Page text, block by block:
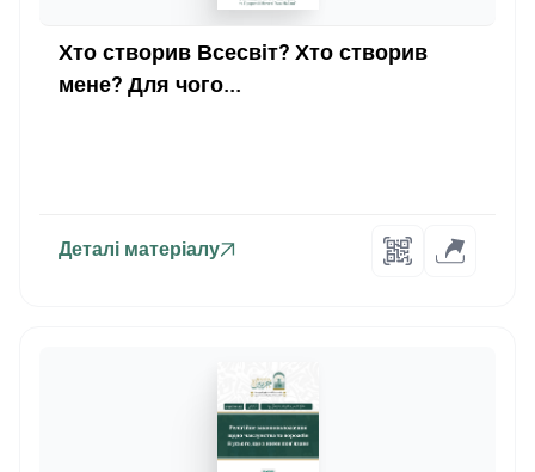
Хто створив Всесвіт? Хто створив
мене? Для чого...
Деталі матеріалу